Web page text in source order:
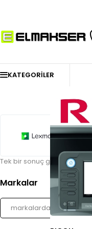
KATEGORILER
Markalar
Tek bir sonuç gösteriliyor